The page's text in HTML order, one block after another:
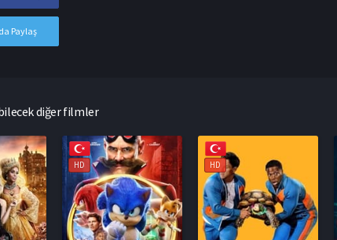
Paylaş
diğer filmler
HD HD